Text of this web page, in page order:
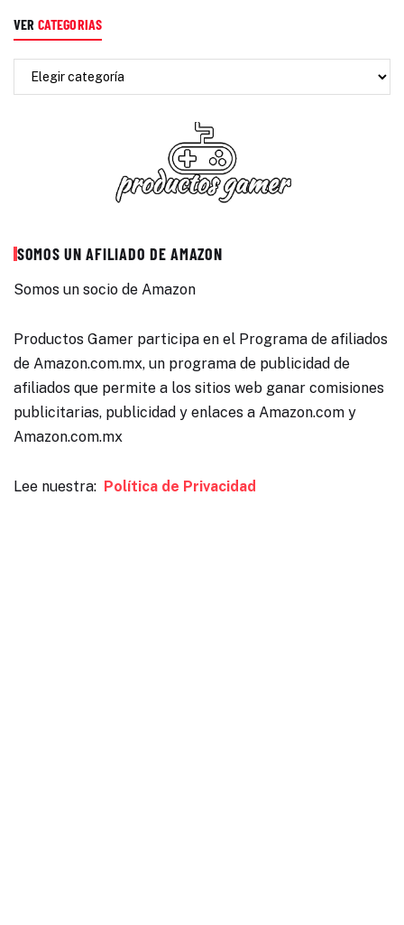
VER CATEGORIAS
SOMOS UN AFILIADO DE AMAZON
Somos un socio de Amazon
Productos Gamer participa en el Programa de afiliados
de Amazon.com.mx, un programa de publicidad de
afiliados que permite a los sitios web ganar comisiones
publicitarias, publicidad y enlaces a Amazon.com y
Amazon.com.mx
Lee nuestra: Política de Privacidad